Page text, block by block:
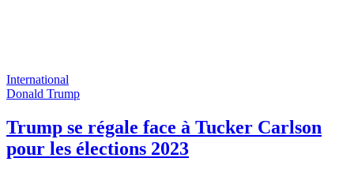
International
Donald Trump
Trump se régale face à Tucker Carlson
pour les élections 2023